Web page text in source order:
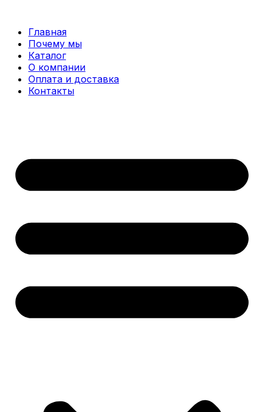
содержимому
Главная
Почему мы
Каталог
О компании
Оплата и доставка
Контакты